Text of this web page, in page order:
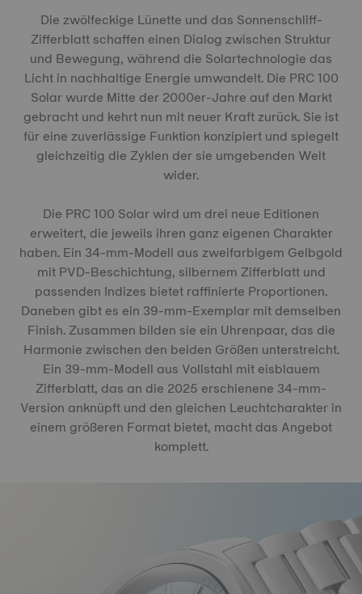
Die zwölfeckige Lünette und das Sonnenschliff-
Zifferblatt schaffen einen Dialog zwischen Struktur
und Bewegung, während die Solartechnologie das
Licht in nachhaltige Energie umwandelt. Die PRC 100
Solar wurde Mitte der 2000er-Jahre auf den Markt
gebracht und kehrt nun mit neuer Kraft zurück. Sie ist
für eine zuverlässige Funktion konzipiert und spiegelt
gleichzeitig die Zyklen der sie umgebenden Welt
wider.
Die PRC 100 Solar wird um drei neue Editionen
erweitert, die jeweils ihren ganz eigenen Charakter
haben. Ein 34-mm-Modell aus zweifarbigem Gelbgold
mit PVD-Beschichtung, silbernem Zifferblatt und
passenden Indizes bietet raffinierte Proportionen.
Daneben gibt es ein 39-mm-Exemplar mit demselben
Finish. Zusammen bilden sie ein Uhrenpaar, das die
Harmonie zwischen den beiden Größen unterstreicht.
Ein 39-mm-Modell aus Vollstahl mit eisblauem
Zifferblatt, das an die 2025 erschienene 34-mm-
Version anknüpft und den gleichen Leuchtcharakter in
einem größeren Format bietet, macht das Angebot
komplett.